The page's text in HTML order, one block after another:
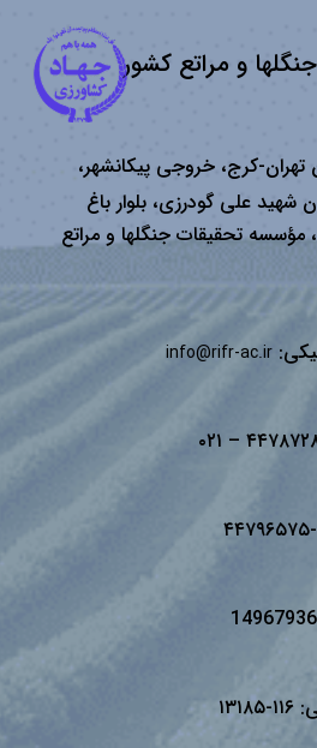
و مراتع کشور
تهران­-كرج، خروجی پیكانشهر،
شهید علی گودرزی، بلوار باغ
مؤسسه تحقیقات جنگلها و مراتع
info@rifr-ac.ir
۱۱۶-۱۳۱۸۵